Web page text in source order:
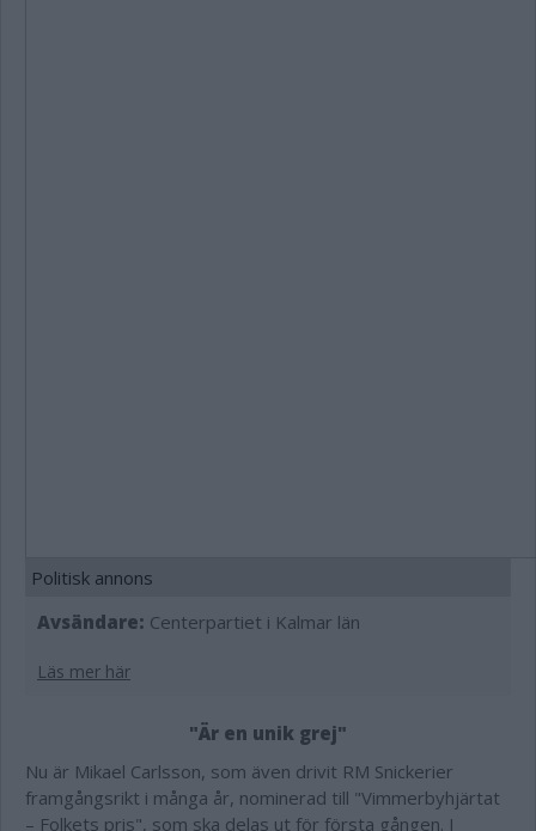
Politisk annons
Avsändare: Centerpartiet i Kalmar län
Läs mer här
"Är en unik grej"
Nu är Mikael Carlsson, som även drivit RM Snickerier
framgångsrikt i många år, nominerad till "Vimmerbyhjärtat
– Folkets pris", som ska delas ut för första gången. I